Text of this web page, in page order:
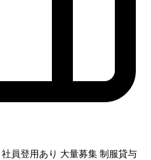
社員登用あり 大量募集 制服貸与